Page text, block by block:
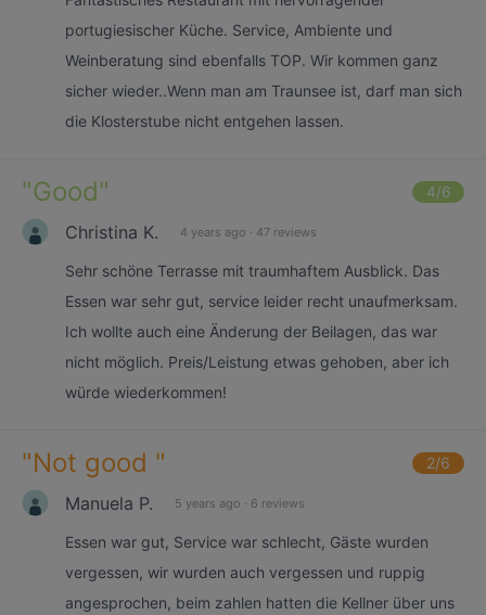
portugiesischer Küche. Service, Ambiente und
Weinberatung sind ebenfalls TOP. Wir kommen ganz
sicher wieder..Wenn man am Traunsee ist, darf man sich
die Klosterstube nicht entgehen lassen.
"Good" 4/6
Christina K. 4 years ago · 47 reviews
Sehr schöne Terrasse mit traumhaftem Ausblick. Das
Essen war sehr gut, service leider recht unaufmerksam.
Ich wollte auch eine Änderung der Beilagen, das war
nicht möglich. Preis/Leistung etwas gehoben, aber ich
würde wiederkommen!
"Not good " 2/6
Manuela P. 5 years ago · 6 reviews
Essen war gut, Service war schlecht, Gäste wurden
vergessen, wir wurden auch vergessen und ruppig
angesprochen, beim zahlen hatten die Kellner über uns